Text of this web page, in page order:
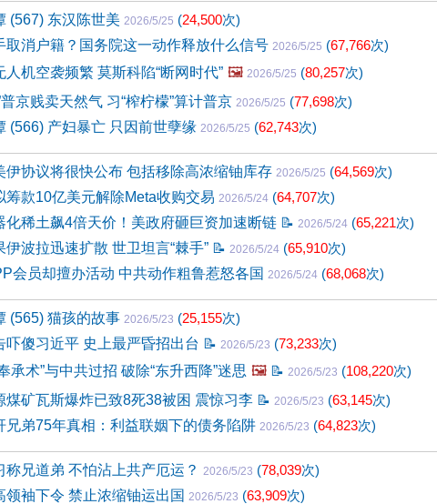
(567) 东汉陈世美 2026/5/25 (24,500次)
取消户籍？国务院这一动作释放什么信号 2026/5/25 (67,766次)
人机空袭频繁 莫斯科陷“断网时代” 🖼️ 2026/5/25 (80,257次)
普京贱卖天然气 习“榨柠檬”算计普京 2026/5/25 (77,698次)
(566) 产妇暴亡 只因前世孽缘 2026/5/25 (62,743次)
伊协议将很快公布 包括移除高浓缩铀库存 2026/5/25 (64,569次)
筹款10亿美元解除Meta收购交易 2026/5/24 (64,707次)
化稀土飙4倍天价！美政府砸巨资加速断链 📝 2026/5/24 (65,221次)
伊波拉迅速扩散 世卫坦言“棘手” 📝 2026/5/24 (65,910次)
会员却擅办活动 中共动作粗鲁惹怒各国 2026/5/24 (68,068次)
(565) 猫孩的故事 2026/5/23 (25,155次)
吓傻习近平 史上最严昏招出台 📝 2026/5/23 (73,233次)
承术”与中共过招 破除“东升西降”迷思 🖼️ 📝 2026/5/23 (108,220次)
煤矿瓦斯爆炸已致8死38被困 震惊习李 📝 2026/5/23 (63,145次)
兄弟75年真相：利益联姻下的债务陷阱 2026/5/23 (64,823次)
称兄道弟 不怕沾上共产厄运？ 2026/5/23 (78,039次)
领袖下令 禁止浓缩铀运出国 2026/5/23 (63,909次)